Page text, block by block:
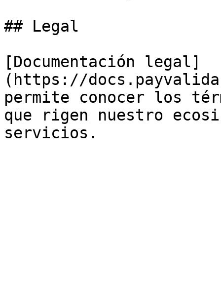
## Legal
[Documentación legal]
(https://
permite conocer los
que rigen nuestro